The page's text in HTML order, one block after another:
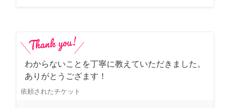
わからないことを丁寧に教えていただきました。
ありがとうござます！
依頼されたチケット